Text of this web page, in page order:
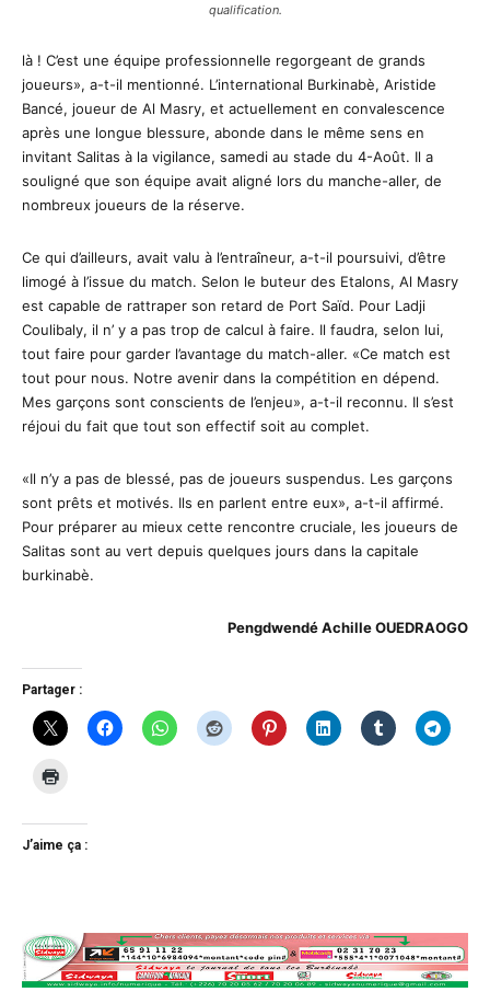
qualification.
là ! C’est une équipe professionnelle regorgeant de grands
joueurs», a-t-il mentionné. L’international Burkinabè, Aristide
Bancé, joueur de Al Masry, et actuellement en convalescence
après une longue blessure, abonde dans le même sens en
invitant Salitas à la vigilance, samedi au stade du 4-Août. Il a
souligné que son équipe avait aligné lors du manche-aller, de
nombreux joueurs de la réserve.
Ce qui d’ailleurs, avait valu à l’entraîneur, a-t-il poursuivi, d’être
limogé à l’issue du match. Selon le buteur des Etalons, Al Masry
est capable de rattraper son retard de Port Saïd. Pour Ladji
Coulibaly, il n’ y a pas trop de calcul à faire. Il faudra, selon lui,
tout faire pour garder l’avantage du match-aller. «Ce match est
tout pour nous. Notre avenir dans la compétition en dépend.
Mes garçons sont conscients de l’enjeu», a-t-il reconnu. Il s’est
réjoui du fait que tout son effectif soit au complet.
«Il n’y a pas de blessé, pas de joueurs suspendus. Les garçons
sont prêts et motivés. Ils en parlent entre eux», a-t-il affirmé.
Pour préparer au mieux cette rencontre cruciale, les joueurs de
Salitas sont au vert depuis quelques jours dans la capitale
burkinabè.
Pengdwendé Achille OUEDRAOGO
Partager :
J’aime ça :